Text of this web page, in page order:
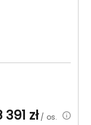
391 zł/ os.